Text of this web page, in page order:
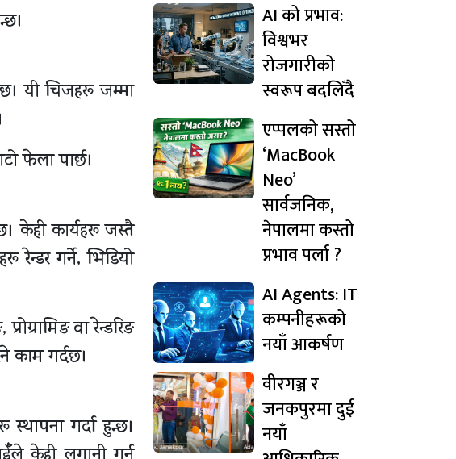
यी चिजहरू जम्मा
फेला पार्छ।
केही कार्यहरू जस्तै
रेन्डर गर्ने, भिडियो
वा रेन्डरिङ
काम गर्दछ।
गर्दा हुन्छ।
AI को प्रभाव:
विश्वभर
रोजगारीको
स्वरूप बदलिँदै
एप्पलको सस्तो
‘MacBook
Neo’
सार्वजनिक,
नेपालमा कस्तो
प्रभाव पर्ला ?
AI Agents: IT
कम्पनीहरूको
नयाँ आकर्षण
वीरगञ्ज र
जनकपुरमा दुई
नयाँ